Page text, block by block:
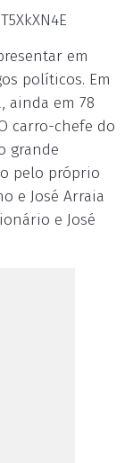
em
políticos. Em
ainda em 78
carro-chefe do
grande
pelo próprio
e José Arraia
e José